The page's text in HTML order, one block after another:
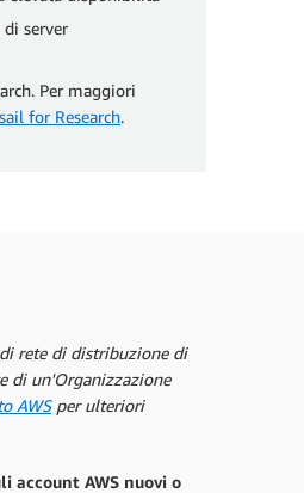
server
Per maggiori
for Research.
rete di distribuzione di
di un'Organizzazione
AWSper ulteriori
AWS nuovi o